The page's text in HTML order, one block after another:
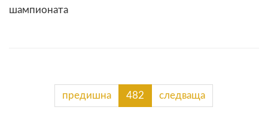
шампионата
предишна 482 следваща